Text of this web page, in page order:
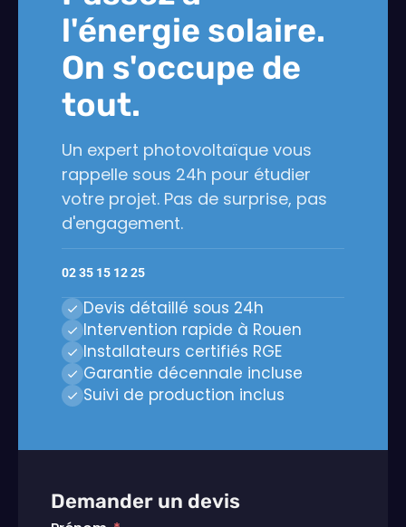
l'énergie solaire.
On s'occupe de
tout.
Un expert photovoltaïque vous
rappelle sous 24h pour étudier
votre projet. Pas de surprise, pas
d'engagement.
02 35 15 12 25
Devis détaillé sous 24h
Intervention rapide à Rouen
Installateurs certifiés RGE
Garantie décennale incluse
Suivi de production inclus
Demander un devis